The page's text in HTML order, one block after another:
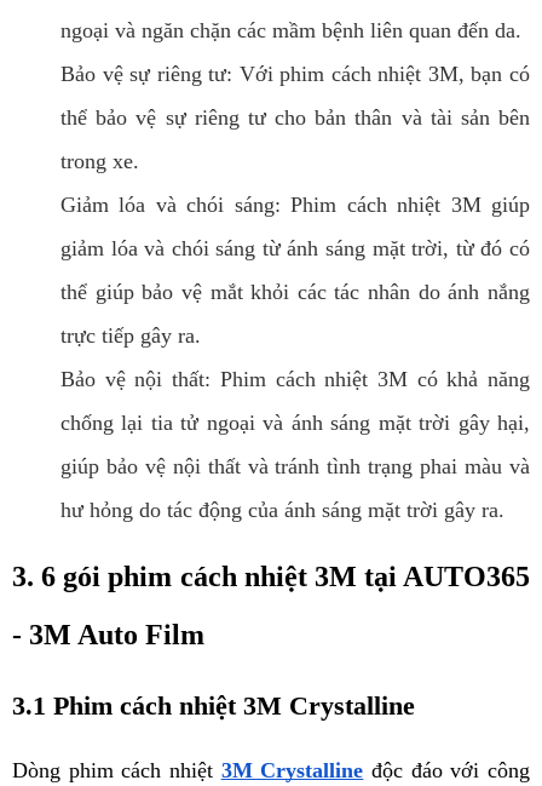
ngoại và ngăn chặn các mầm bệnh liên quan đến da.
Bảo vệ sự riêng tư: Với phim cách nhiệt 3M, bạn có
thể bảo vệ sự riêng tư cho bản thân và tài sản bên
trong xe.
Giảm lóa và chói sáng: Phim cách nhiệt 3M giúp
giảm lóa và chói sáng từ ánh sáng mặt trời, từ đó có
thể giúp bảo vệ mắt khỏi các tác nhân do ánh nắng
trực tiếp gây ra.
Bảo vệ nội thất: Phim cách nhiệt 3M có khả năng
chống lại tia tử ngoại và ánh sáng mặt trời gây hại,
giúp bảo vệ nội thất và tránh tình trạng phai màu và
hư hỏng do tác động của ánh sáng mặt trời gây ra.
3. 6 gói phim cách nhiệt 3M tại AUTO365
- 3M Auto Film
3.1 Phim cách nhiệt 3M Crystalline
Dòng phim cách nhiệt 3M Crystalline độc đáo với công